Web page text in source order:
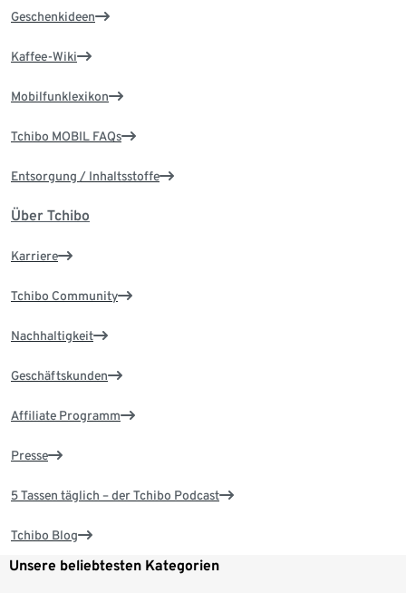
Geschenkideen
Kaffee-Wiki
Mobilfunklexikon
Tchibo MOBIL FAQs
Entsorgung / Inhaltsstoffe
Über Tchibo
Karriere
Tchibo Community
Nachhaltigkeit
Geschäftskunden
Affiliate Programm
Presse
5 Tassen täglich – der Tchibo Podcast
Tchibo Blog
Unsere beliebtesten Kategorien